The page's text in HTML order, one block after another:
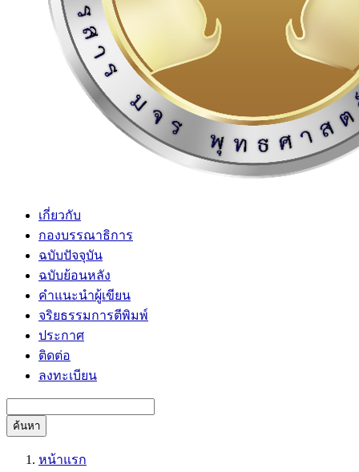
เกี่ยวกับ
กองบรรณาธิการ
ฉบับปัจจุบัน
ฉบับย้อนหลัง
คำแนะนำผู้เขียน
จริยธรรมการตีพิมพ์
ประกาศ
ติดต่อ
ลงทะเบียน
ค้นหา
หน้าแรก